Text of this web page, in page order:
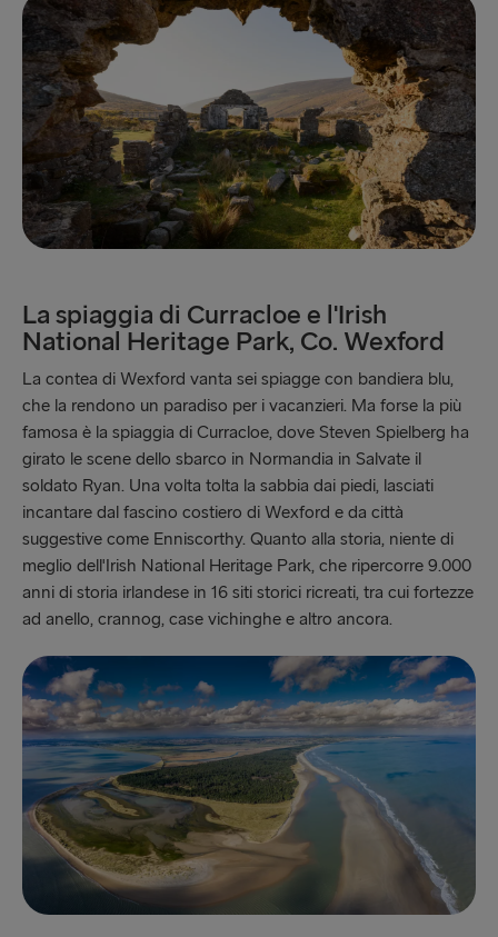
La spiaggia di Curracloe e l'Irish
National Heritage Park, Co. Wexford
La contea di Wexford vanta sei spiagge con bandiera blu,
che la rendono un paradiso per i vacanzieri. Ma forse la più
famosa è la spiaggia di Curracloe, dove Steven Spielberg ha
girato le scene dello sbarco in Normandia in Salvate il
soldato Ryan. Una volta tolta la sabbia dai piedi, lasciati
incantare dal fascino costiero di Wexford e da città
suggestive come Enniscorthy. Quanto alla storia, niente di
meglio dell'Irish National Heritage Park, che ripercorre 9.000
anni di storia irlandese in 16 siti storici ricreati, tra cui fortezze
ad anello, crannog, case vichinghe e altro ancora.